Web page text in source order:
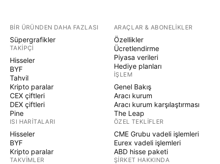
BIR ÜRÜNDEN DAHA FAZLASI
Süpergrafikler
TAKIPÇI
Hisseler
BYF
Tahvil
Kripto paralar
CEX çiftleri
DEX çiftleri
Pine
ISI HARITALARI
Hisseler
BYF
Kripto paralar
TAKVIMLER
ARAÇLAR & ABONELIKLER
Özellikler
Ücretlendirme
Piyasa verileri
Hediye planları
İŞLEM
Genel Bakış
Aracı kurum
Aracı kurum karşılaştırması
The Leap
ÖZEL TEKLIFLER
CME Grubu vadeli işlemleri
Eurex vadeli işlemleri
ABD hisse paketi
ŞIRKET HAKKINDA